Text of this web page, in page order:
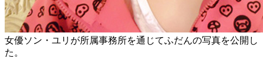
女優ソン・ユリが所属事務所を通じてふだんの写真を公開し
た。